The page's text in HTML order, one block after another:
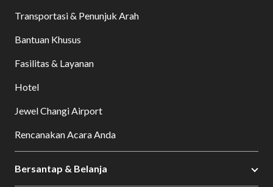
Transportasi & Penunjuk Arah
Bantuan Khusus
Fasilitas & Layanan
Hotel
Jewel Changi Airport
Rencanakan Acara Anda
Bersantap & Belanja